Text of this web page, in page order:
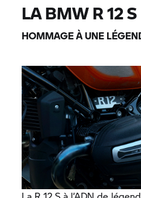
LA BMW R 12 S
HOMMAGE À UNE